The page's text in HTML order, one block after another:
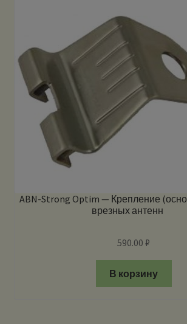
ABN-Strong Optim — Крепление
врезных антенн
590.00₽
В корзину